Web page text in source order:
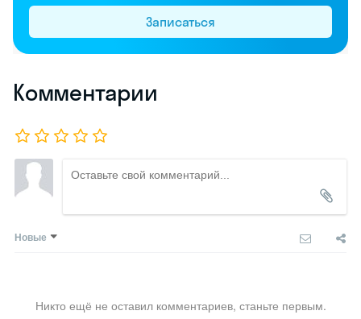
Записаться
Комментарии
Новые
Никто ещё не оставил комментариев, станьте первым.